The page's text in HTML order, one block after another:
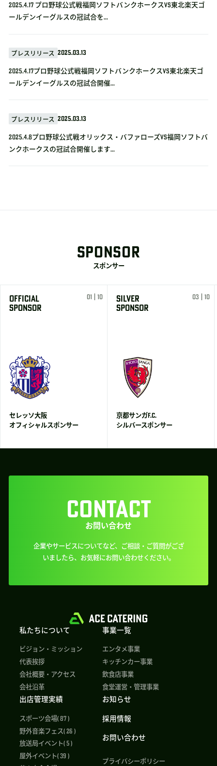
2025.4.17 プロ野球公式戦福岡ソフトバンクホークスVS東北楽天ゴ
ールデンイーグルスの冠試合を...
プレスリリース 2025.03.13
2025.4.17プロ野球公式戦福岡ソフトバンクホークスVS東北楽天ゴ
ールデンイーグルスの冠試合開催...
プレスリリース 2025.03.13
2025.4.8プロ野球公式戦オリックス・バファローズvs福岡ソフトバ
ンクホークスの冠試合開催します...
SPONSOR
スポンサー
OFFICIAL
SPONSOR
01 | 10
セレッソ大阪
オフィシャルスポンサー
SILVER
SPONSOR
03 | 10
京都サンガF.C.
シルバースポンサー
CONTACT
お問い合わせ
企業やサービスについてなど、ご相談・ご質問がござ
いましたら、 お気軽にお問い合わせください。
私たちについて
ビジョン・ミッション
代表挨拶
会社概要・アクセス
会社沿革
事業一覧
エンタメ事業
キッチンカー事業
飲食店事業
食堂運営・管理事業
出店管理実績
スポーツ会場( 87 )
野外音楽フェス( 26 )
放送局イベント( 5 )
屋外イベント( 39 )
お知らせ
採用情報
お問い合わせ
プライバシーポリシー